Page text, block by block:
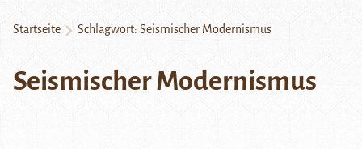
Startseite Schlagwort: Seismischer Modernismus
Seismischer Modernismus